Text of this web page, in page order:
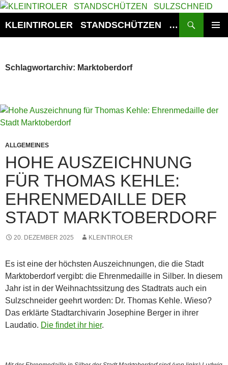
Zum
springen
KLEINTIROLER STANDSCHÜTZEN SULZSCHNEID
Schlagwortarchiv: Marktoberdorf
ALLGEMEINES
HOHE AUSZEICHNUNG
FÜR THOMAS KEHLE:
EHRENMEDAILLE DER
STADT MARKTOBERDORF
20. DEZEMBER 2025 KLEINTIROLER
Es ist eine der höchsten Auszeichnungen, die die Stadt
Marktoberdorf vergibt: die Ehrenmedaille in Silber. In diesem
Jahr ist in der Weihnachtssitzung des Stadtrats auch ein
Sulzschneider geehrt worden: Dr. Thomas Kehle. Wieso?
Das erklärte Stadtarchivarin Josephine Berger in ihrer
Laudatio. Die findet ihr hier.